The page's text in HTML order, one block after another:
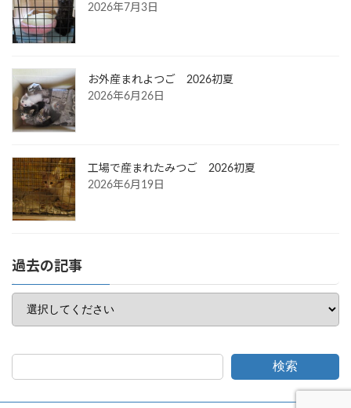
2026年7月3日
お外産まれよつご 2026初夏
2026年6月26日
工場で産まれたみつご 2026初夏
2026年6月19日
過去の記事
検索